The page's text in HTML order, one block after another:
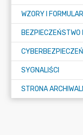
WZORY I
SYGNALIŚCI
STRONA